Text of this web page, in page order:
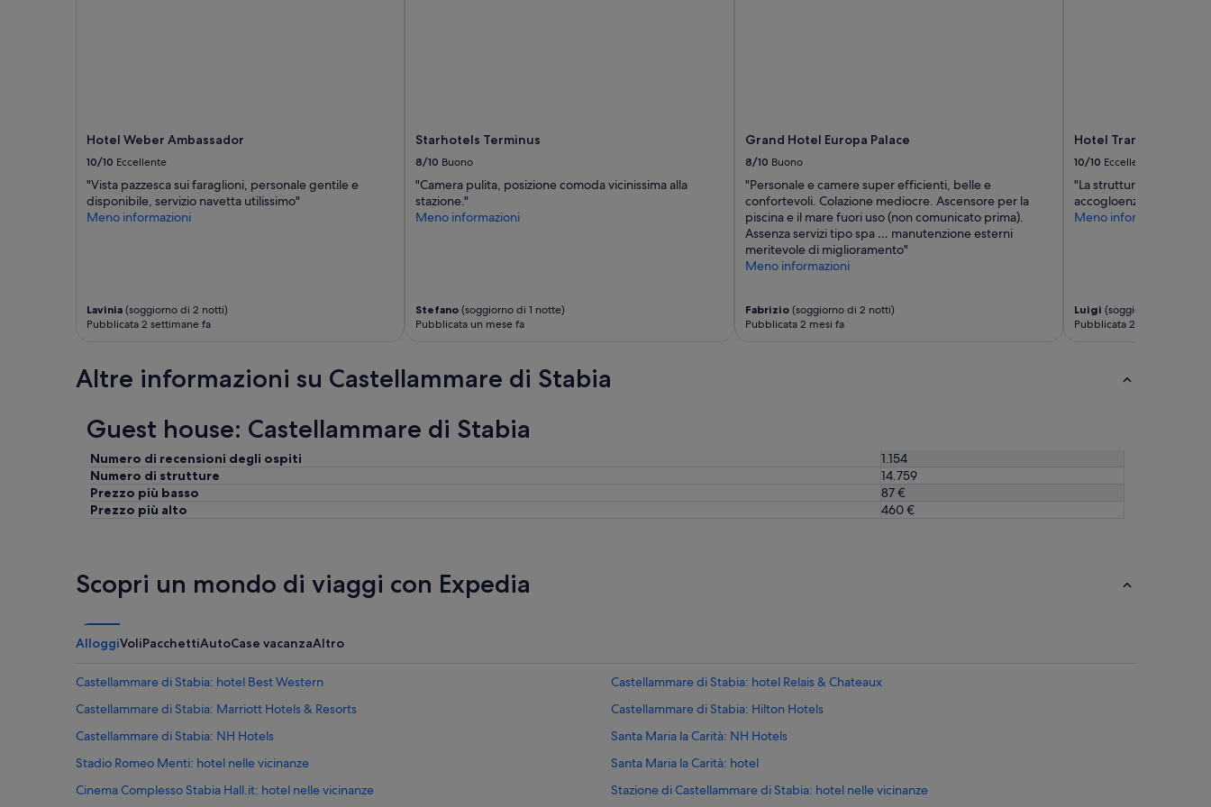
condizioni
aggiuntive.
Hotel Weber Ambassador
10/10 Eccellente
"Vista pazzesca sui faraglioni, personale gentile e
disponibile, servizio navetta utilissimo"
Meno informazioni
Lavinia (soggiorno di 2 notti)
Pubblicata 2 settimane fa
Starhotels Terminus
8/10 Buono
"Camera pulita, posizione comoda vicinissima alla
stazione."
Meno informazioni
Stefano (soggiorno di 1 notte)
Pubblicata un mese fa
Grand Hotel Europa Palace
8/10 Buono
"Personale e camere super efficienti, belle e
confortevoli. Colazione mediocre. Ascensore per la
piscina e il mare fuori uso (non comunicato prima).
Assenza servizi tipo spa … manutenzione esterni
meritevole di miglioramento"
Meno informazioni
Fabrizio(soggiorno di 2 notti)
Pubblicata 2 mesi fa
Hotel Tramonto d'Oro
10/10 Eccellente
"La struttura e'
accogloenza"
Meno informazioni
Luigi (soggiorno di 3 notti)
Pubblicata 2 mesi fa
Altre informazioni su Castellammare di Stabia
Guest house: Castellammare di Stabia
Numero di recensioni degli ospiti
1.154
Numero di strutture
14.759
Prezzo più basso
87 €
Prezzo più alto
460 €
Scopri un mondo di viaggi con Expedia
AlloggiVoliPacchettiAutoCase vacanzaAltro
Castellammare di Stabia: hotel Best Western
Castellammare di Stabia: hotel Relais & Chateaux
Castellammare di Stabia: Marriott Hotels & Resorts
Castellammare di Stabia: Hilton Hotels
Castellammare di Stabia: NH Hotels
Santa Maria la Carità: NH Hotels
Stadio Romeo Menti: hotel nelle vicinanze
Santa Maria la Carità: hotel
Cinema Complesso Stabia Hall.it: hotel nelle vicinanze
Stazione di Castellammare di Stabia: hotel nelle vicinanze